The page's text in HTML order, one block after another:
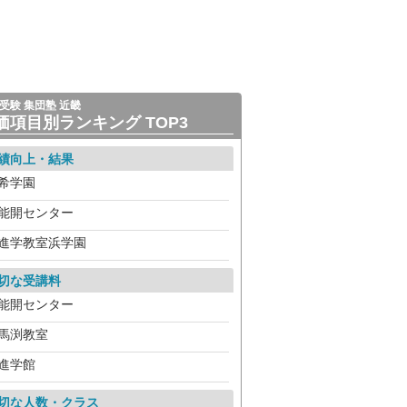
験 集団塾 近畿
項目別ランキング TOP3
向上・結果
学園
開センター
学教室浜学園
な受講料
開センター
渕教室
学館
な人数・クラス